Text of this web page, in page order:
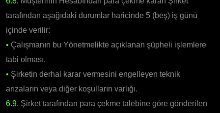
tarafından aşağıdaki durumlar haricinde 5 (beş) iş günü
içinde verilir:
• Çalışmanın bu Yönetmelikte açıklanan şüpheli işlemlere
tabi olması.
• Şirketin derhal karar vermesini engelleyen teknik
arızaların veya diğer koşulların varlığı.
6.9. Şirket tarafından para çekme talebine göre gönderilen